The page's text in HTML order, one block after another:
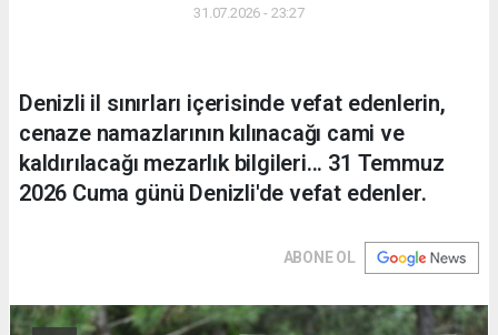
31.07.2026 - 23:27
Denizli il sınırları içerisinde vefat edenlerin,
cenaze namazlarının kılınacağı cami ve
kaldırılacağı mezarlık bilgileri... 31 Temmuz
2026 Cuma günü Denizli'de vefat edenler.
ABONE OL